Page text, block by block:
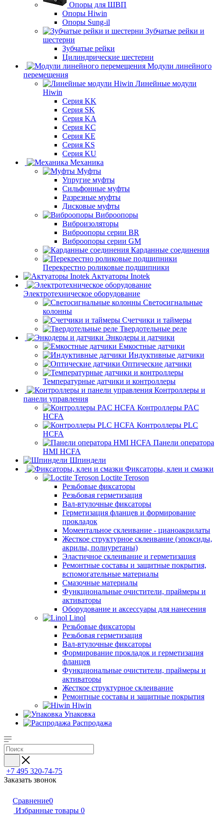
Опоры для ШВП
Опоры Hiwin
Опоры Sung-il
Зубчатые рейки и
шестерни
Зубчатые рейки
Цилиндрические шестерни
Модули линейного
перемещения
Линейные модули
Hiwin
Серия KK
Серия SK
Серия KA
Серия KC
Серия KE
Серия KS
Серия KU
Механика
Муфты
Упругие муфты
Сильфонные муфты
Разрезные муфты
Дисковые муфты
Виброопоры
Виброизоляторы
Виброопоры серии BR
Виброопоры серии GM
Карданные соединения
Перекрестно роликовые подшипники
Актуаторы Inotek
Электротехническое оборудование
Светосигнальные
колонны
Счетчики и таймеры
Твердотельные реле
Энкодеры и датчики
Емкостные датчики
Индуктивные датчики
Оптические датчики
Температурные датчики и контроллеры
Контроллеры и
панели управления
Контроллеры PAC
HCFA
Контроллеры PLC
HCFA
Панели оператора
HMI HCFA
Шпиндели
Фиксаторы, клеи и смазки
Loctite Teroson
Резьбовые фиксаторы
Резьбовая герметизация
Вал-втулочные фиксаторы
Герметизация фланцев и формирование
прокладок
Моментальное склеивание - цианоакрилаты
Жесткое структурное склеивание (эпоксиды,
акрилы, полиуретаны)
Эластичное склеивание и герметизация
Ремонтные составы и защитные покрытия,
вспомогательные материалы
Смазочные материалы
Функциональные очистители, праймеры и
активаторы
Оборудование и аксессуары для нанесения
Linol
Резьбовые фиксаторы
Резьбовая герметизация
Вал-втулочные фиксаторы
Формирование прокладок и герметизация
фланцев
Функциональные очистители, праймеры и
активаторы
Жесткое структурное склеивание
Ремонтные составы и защитные покрытия
Hiwin
Упаковка
Распродажа
+7 495 320-74-75
Заказать звонок
Сравнение0
Избранные товары 0